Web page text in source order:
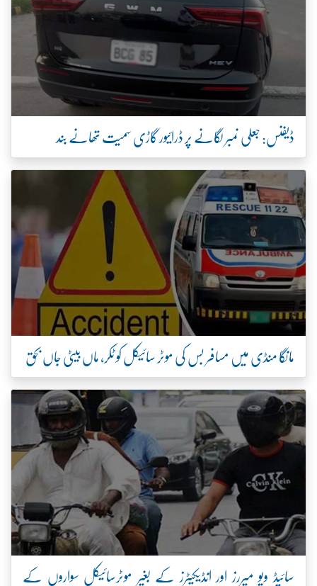
ڈیفنس: جعلی نمبر لگانے پر ڈرائیور گاڑی سمیت تھانے بند
مانگا منڈی میں مسافر بس کی موٹر سائیکل کو ٹکر، ماں بیٹی جاں بحق
سائیڈ ویو میررز اور انڈیکیٹرز کے بغیر موٹرسائیکل سواروں کے